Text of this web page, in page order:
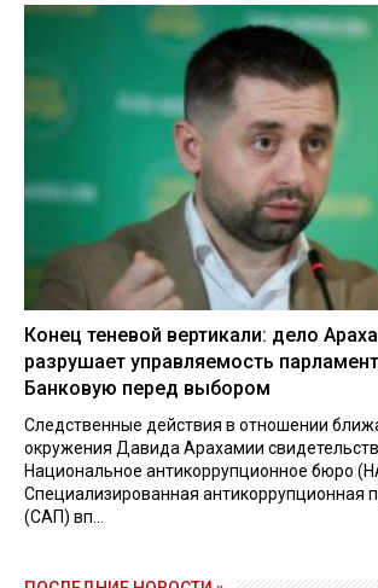
Конец теневой вертикали: дело
разрушает управляемость
Банковую перед выбором
Следственные действия в отношении
окружения Давида Арахамии
Национальное антикоррупционное бюро
Специализированная антикоррупционная
(САП) вп...